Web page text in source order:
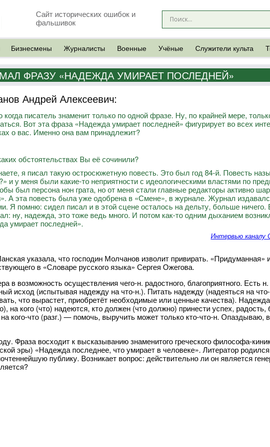
Сайт исторических ошибок и
фальшивок
Бизнесмены Журналисты Военные Учёные Служители культа
ФРАЗУ «НАДЕЖДА УМИРАЕТ ПОСЛЕДНЕЙ»
Андрей Алексеевич:
писатель знаменит только по одной фразе. Ну, по крайней мере,
Вот эта фраза «Надежда умирает последней» фигурирует во всех
о вас. Именно она вам принадлежит?
обстоятельствах Вы её сочинили?
я писал такую остросюжетную повесть. Это был год 84-й. Повесть
и у меня были какие-то неприятности с идеологическими властями по
был персона нон грата, но от меня стали главные редакторы активно
А эта повесть была уже одобрена в «Смене», в журнале. Журнал
Я помню: сидел писал и в этой сцене осталось на дельту, больше
ну, надежда, это тоже ведь много. И потом как-то одним дыханием
умирает последней».
Интервью каналу
указала, что господин Молчанов изволит привирать. «Придуманная»
в «Словаре русского языка» Сергея Ожегова.
возможность осуществления чего-н. радостного, благоприятного. Есть
исход (испытывая надежду на что-н.). Питать надежду (надеяться на
что вырастет, приобретёт необходимые или ценные качества).
на кого (что) надеются, кто должен (что должно) принести успех,
кого-что (разг.) — помочь, выручить может только кто-что-н. Опаздываю,
Фраза восходит к высказыванию знаменитого греческого философа-
эры) «Надежда последнее, что умирает в человеке». Литератор
публику. Возникает вопрос: действительно ли он является